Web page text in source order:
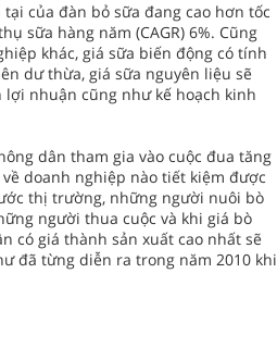
của đàn bỏ sữa đang cao hơn tốc
sữa hàng năm (CAGR) 6%. Cũng
khác, giá sữa biến động có tính
dư thừa, giá sữa nguyên liệu sẽ
nhuận cũng như kế hoạch kinh
dân tham gia vào cuộc đua tăng
doanh nghiệp nào tiết kiệm được
thị trường, những người nuôi bò
người thua cuộc và khi giá bò
có giá thành sản xuất cao nhất sẽ
đã từng diễn ra trong năm 2010 khi